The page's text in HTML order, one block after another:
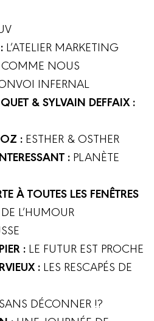
L’ATELIER MARKETING
COMME NOUS
INFERNAL
& SYLVAIN DEFFAIX :
: ESTHER & OSTHER
: PLANÈTE
À TOUTES LES FENÊTRES
L’HUMOUR
: LE FUTUR EST PROCHE
: LES RESCAPÉS DE
SANS DÉCONNER !?